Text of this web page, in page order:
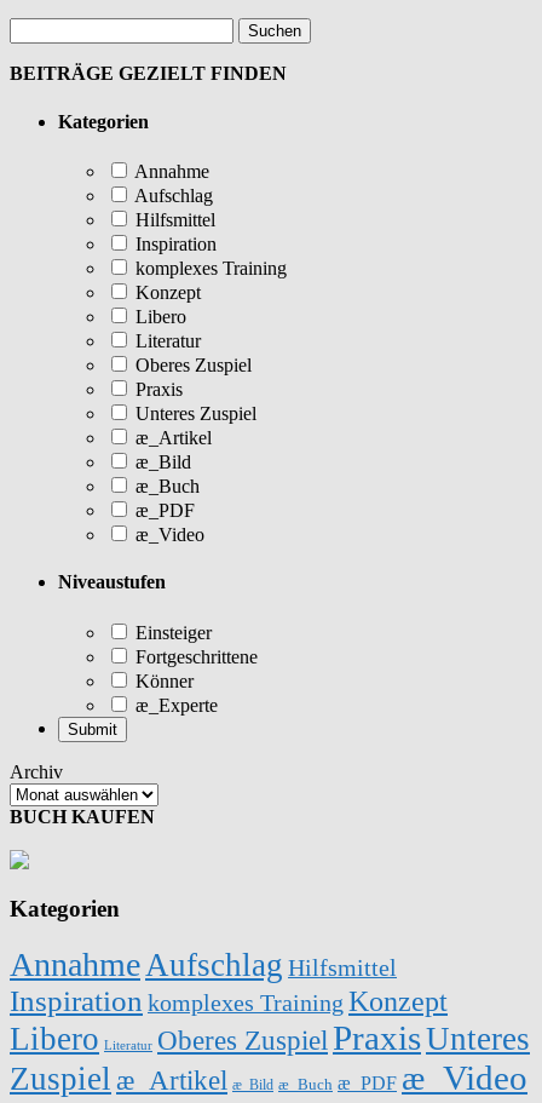
BEITRÄGE GEZIELT FINDEN
Kategorien
Annahme
Aufschlag
Hilfsmittel
Inspiration
komplexes Training
Konzept
Libero
Literatur
Oberes Zuspiel
Praxis
Unteres Zuspiel
æ_Artikel
æ_Bild
æ_Buch
æ_PDF
æ_Video
Niveaustufen
Einsteiger
Fortgeschrittene
Könner
æ_Experte
Archiv
BUCH KAUFEN
Kategorien
Annahme Aufschlag Hilfsmittel
Inspiration komplexes Training Konzept
Libero Literatur Oberes ZuspielPraxisUnteres
Zuspiel æ_Artikel æ_Bild æ_Buch æ_PDF æ_Video